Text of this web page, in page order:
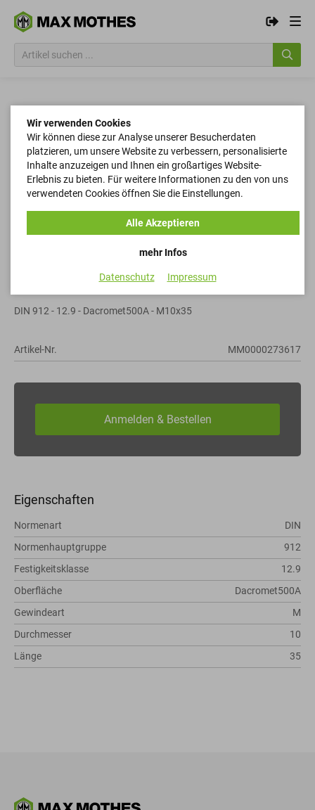
Zylinderschrauben
DIN 912 - 12.9 - Dacromet500A - M10x35
Artikel-Nr. MM0000273617
Eigenschaften
Normenart
DIN
Normenhauptgruppe
912
Festigkeitsklasse
12.9
Oberfläche
Dacromet500A
Gewindeart
M
Durchmesser
10
Länge
35
Wir verwenden Cookies
Wir können diese zur Analyse unserer Besucherdaten
platzieren, um unsere Website zu verbessern, personalisierte
Inhalte anzuzeigen und Ihnen ein großartiges Website-
Erlebnis zu bieten. Für weitere Informationen zu den von uns
verwendeten Cookies öffnen Sie die Einstellungen.
mehr Infos
Alle Akzeptieren
Datenschutz Impressum